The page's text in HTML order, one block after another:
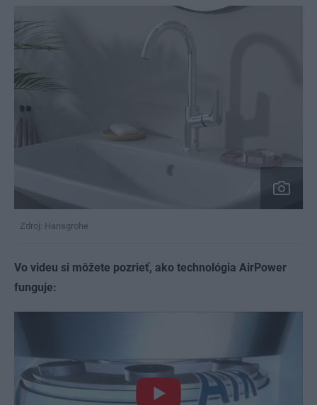
Zdroj: Hansgrohe
Vo videu si môžete pozrieť, ako technológia AirPower
funguje: